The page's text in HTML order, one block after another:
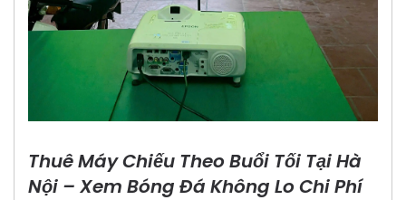
Thuê Máy Chiếu Theo Buổi Tối Tại Hà
Nội – Xem Bóng Đá Không Lo Chi Phí